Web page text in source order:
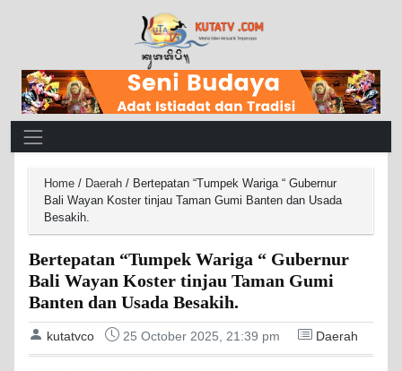
Main Navigation
Home / Daerah / Bertepatan “Tumpek Wariga “ Gubernur
Bali Wayan Koster tinjau Taman Gumi Banten dan Usada
Besakih.
Bertepatan “Tumpek Wariga “ Gubernur
Bali Wayan Koster tinjau Taman Gumi
Banten dan Usada Besakih.
kutatvco 25 October 2025, 21:39 pm Daerah